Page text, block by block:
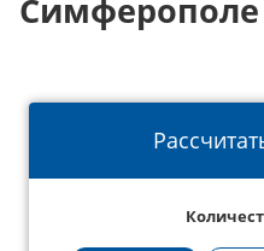
Симферополе